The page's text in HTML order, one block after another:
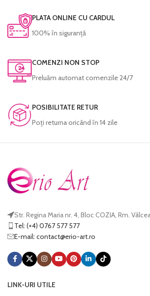
maximă pentru negru. Culorile sunt
garantate să reziste perioade foarte
lungi de timp fără a-și pierde din
verificat cu atenție înainte de a fi
expediat.
cromatica
Fiecare
PLATA ONLINE CU CARDUL
100% în siguranță
COMENZI NON STOP
Preluăm automat comenzile 24/7
POSIBILITATE RETUR
Poţi returna oricând în 14 zile
Str. Regina Maria nr. 4, Bloc COZIA, Rm.
Tel: (+4) 0767 577 577
E-mail:
or.tra-oire
@tcatnoc
LINK-URI UTILE